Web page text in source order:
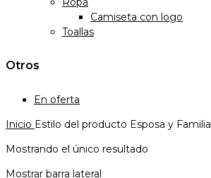
Camiseta con logo
Toallas
Otros
En oferta
Inicio Estilo del producto Esposa y Familia
Mostrando el único resultado
Mostrar barra lateral